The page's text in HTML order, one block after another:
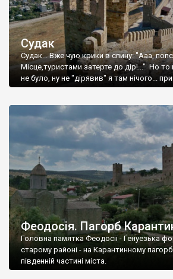
Судак
Судак... Вже чую крики в спину: "Ааа,
Місце,туристами затерте до дір!..." Но
не було, ну не "дірявив" я там нічого...
Феодосія. Пагорб
Головна памятка Феодосії - Генуезька
старому районі - на Карантинному
південній частині міста.